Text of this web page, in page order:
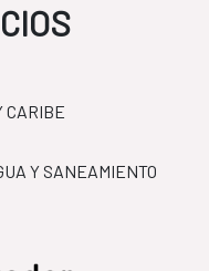
Y CARIBE
AGUA Y SANEAMIENTO